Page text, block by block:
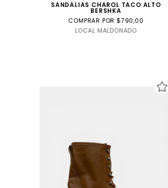
SANDALIAS CHAROL TACO ALTO
BERSHKA
COMPRAR POR $790,00
LOCAL MALDONADO